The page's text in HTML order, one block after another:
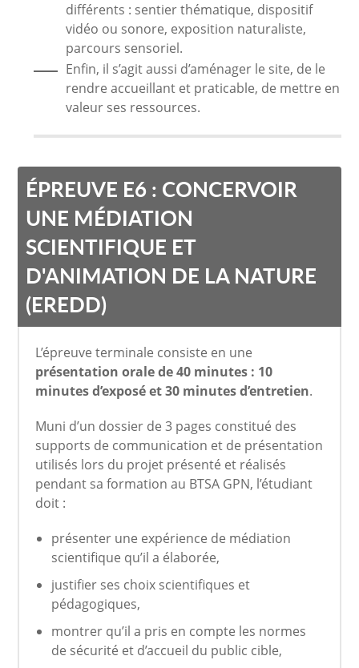
différents : sentier thématique, dispositif
vidéo ou sonore, exposition naturaliste,
parcours sensoriel.
Enfin, il s’agit aussi d’aménager le site, de le
rendre accueillant et praticable, de mettre en
valeur ses ressources.
ÉPREUVE E6 : CONCERVOIR
UNE MÉDIATION
SCIENTIFIQUE ET
D'ANIMATION DE LA NATURE
(EREDD)
L’épreuve terminale consiste en une
présentation orale de 40 minutes : 10
minutes d’exposé et 30 minutes d’entretien.
Muni d’un dossier de 3 pages constitué des
supports de communication et de présentation
utilisés lors du projet présenté et réalisés
pendant sa formation au BTSA GPN, l’étudiant
doit :
présenter une expérience de médiation
scientifique qu’il a élaborée,
justifier ses choix scientifiques et
pédagogiques,
montrer qu’il a pris en compte les normes
de sécurité et d’accueil du public cible,